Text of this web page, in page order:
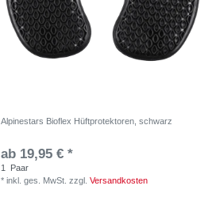
Alpinestars Bioflex Hüftprotektoren, schwarz
ab 19,95 € *
1
Paar
*inkl. ges. MwSt. zzgl.Versandkosten